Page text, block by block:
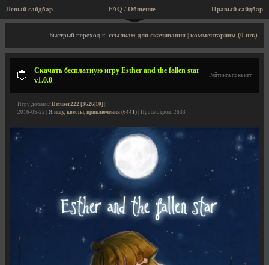
Левый сайдбар Правый сайдбар
FAQ / Общение
Описание игры, скриншоты, видео
Быстрый переход к: ссылкам для скачивания комментариям (0 шт.)
Скачать бесплатную игру Esther and the fallen star
v1.0.0
Рейтинга пока нет
Игру добавил Defuser222 [3626|10]
2016-05-22 | Я ищу, квесты, приключения (6441) | Просмотров: 2633